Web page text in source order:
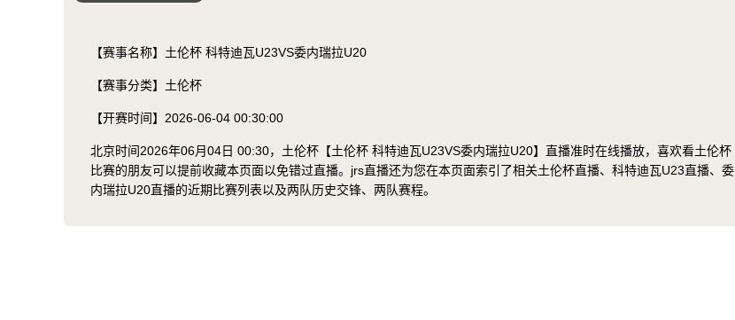
【赛事名称】 土伦杯 科特迪瓦U23VS委内瑞拉U20
【赛事分类】 土伦杯
【开赛时间】 2026-06-04 00:30:00
北京时间2026年06月04日 00:30，土伦杯【土伦杯 科特迪瓦U23VS委内瑞拉U20】直播准时在线播放，喜欢看土伦杯
比赛的朋友可以提前收藏本页面以免错过直播。jrs直播还为您在本页面索引了相关土伦杯直播、科特迪瓦U23直播、委
内瑞拉U20直播的近期比赛列表以及两队历史交锋、两队赛程。